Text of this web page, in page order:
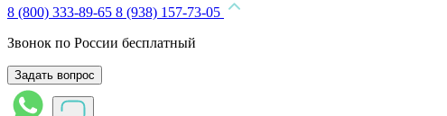
8 (800) 333-89-65 8 (938) 157-73-05
Звонок по России бесплатный
Задать вопрос